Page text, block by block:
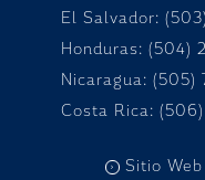
El Salvador:
Honduras: (504)
Nicaragua: (505)
Costa Rica:
Sitio